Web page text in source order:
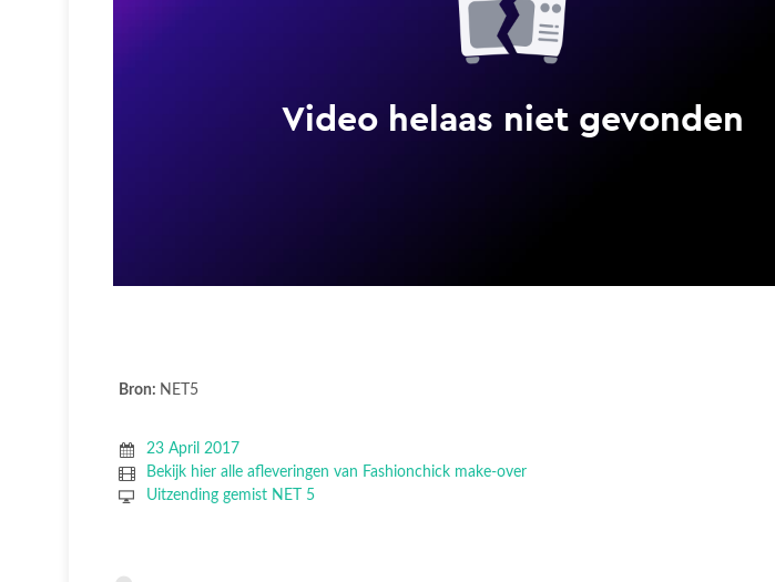
Bron: NET5
23 April 2017
Bekijk hier alle afleveringen van Fashionchick make-over
Uitzending gemist NET 5